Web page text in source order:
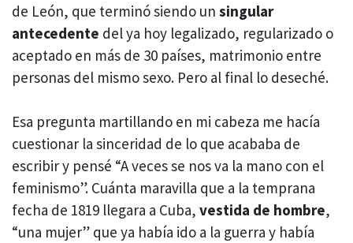
de León, que terminó siendo un singular
antecedente del ya hoy legalizado, regularizado o
aceptado en más de 30 países, matrimonio entre
personas del mismo sexo. Pero al final lo deseché.
Esa pregunta martillando en mi cabeza me hacía
cuestionar la sinceridad de lo que acababa de
escribir y pensé “A veces se nos va la mano con el
feminismo”. Cuánta maravilla que a la temprana
fecha de 1819 llegara a Cuba, vestida de hombre,
“una mujer” que ya había ido a la guerra y había